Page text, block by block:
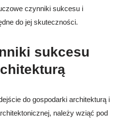
czynniki sukcesu i
do jej skuteczności.
sukcesu
do gospodarki architekturą i
należy wziąć pod